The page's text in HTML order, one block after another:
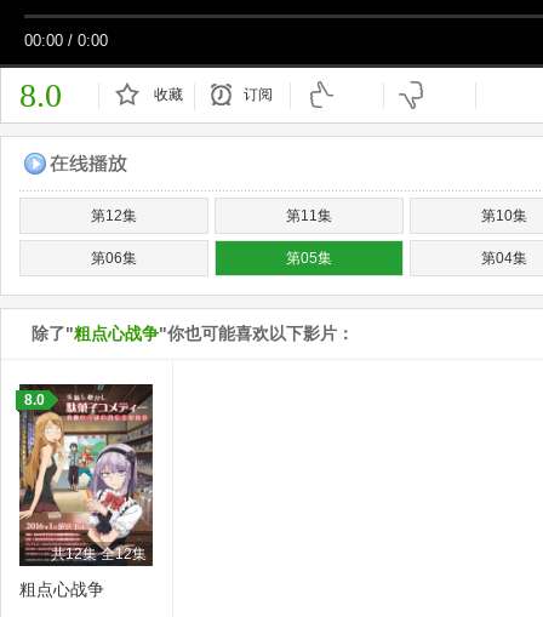
00:00 / 0:00
8.0 收藏 订阅
第12集 第11集 第10集
第06集 第05集 第04集
除了"粗点心战争"你也可能喜欢以下影片：
共12集 全12集
8.0
粗点心战争